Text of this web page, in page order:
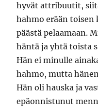
hyvät attribuutit,
hahmo erään toisen
päästä pelaamaan.
häntä ja yhtä toista
Hän ei minulle
hahmo, mutta
Hän oli hauska ja
epäonnistunut